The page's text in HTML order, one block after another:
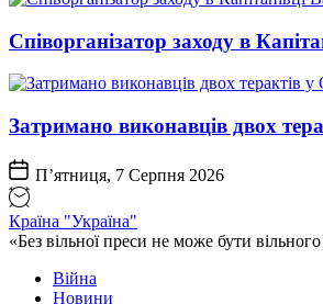
Співорганізатор заходу в
Затримано виконавців двох
П’ятниця, 7 Серпня 2026
Країна "Україна"
«Без вільної преси не може бути
Війна
Новини